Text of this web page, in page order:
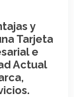
y
Tarjeta
e
Actual